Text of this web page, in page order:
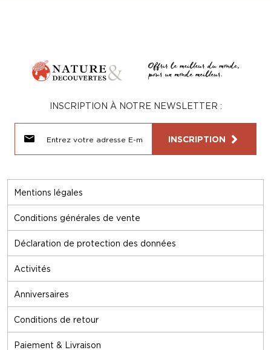
Mentions légales
Conditions générales de vente
Déclaration de protection des données
Activités
Anniversaires
Conditions de retour
Paiement & Livraison
INSCRIPTION À NOTRE NEWSLETTER :
INSCRIPTION